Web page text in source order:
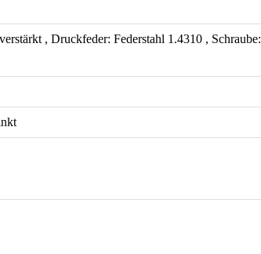
, Druckfeder: Federstahl 1.4310 , Schraube: